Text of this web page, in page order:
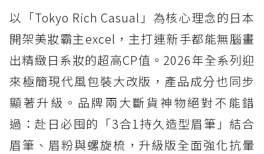
以「Tokyo Rich Casual」為核心理念的日本
開架美妝霸主excel，主打連新手都能無腦畫
出精緻日系妝的超高CP值。2026年全系列迎
來極簡現代風包裝大改版，產品成分也同步
顯著升級。品牌兩大斷貨神物絕對不能錯
過：赴日必囤的「3合1持久造型眉筆」結合
眉筆、眉粉與螺旋梳，升級版全面強化抗暈